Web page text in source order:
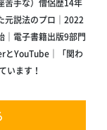
苦手な）僧侶歴14年
元説法のプロ｜2022
｜電子書籍出版9部門
とYouTube｜「関わ
います！